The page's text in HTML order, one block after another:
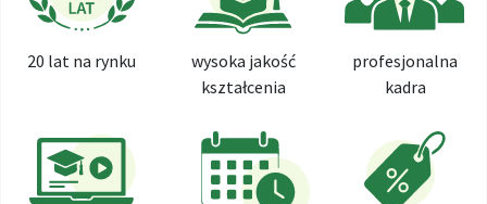
20 lat na rynku
wysoka jakość
kształcenia
profesjonalna
kadra